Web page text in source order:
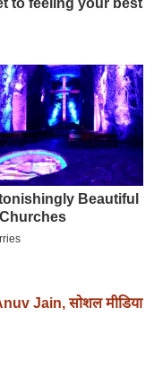
Jain, सोशल मीडिया